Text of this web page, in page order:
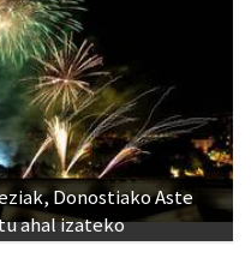
Donostiako Aste
ahal izateko